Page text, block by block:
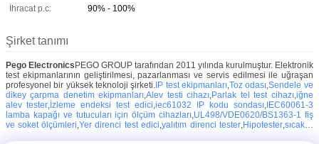
İhracat p.c:
90% - 100%
Şirket tanımı
Pego ElectronicsPEGO GROUP tarafından 2011 yılında kurulmuştur. Elektronik
test ekipmanlarının geliştirilmesi, pazarlanması ve servis edilmesi ile uğraşan
profesyonel bir yüksek teknoloji şirketi.IP test ekipmanları,Toz odası,Sendele ve
dikey çarpma denetim ekipmanları,Alev testi cihazı,Parlak tel test cihazı,iğne
alev tester,İzleme endeksi test edici,iec61032 IP kodu sondası,IEC60061-3
lamba kapağı ve tutucuları için ölçüm cihazları,UL498/VDE0620/BS1363-1 fiş
ve soket ölçümleri,Yer direnci test edici,yalıtım direnci tester,Hipotester,sıcaklık